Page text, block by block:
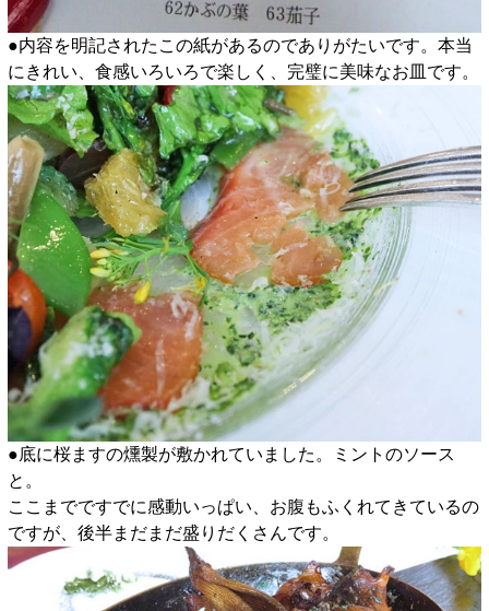
●内容を明記されたこの紙があるのでありがたいです。本当
にきれい、食感いろいろで楽しく、完璧に美味なお皿です。
●底に桜ますの燻製が敷かれていました。ミントのソース
と。
ここまでですでに感動いっぱい、お腹もふくれてきているの
ですが、後半まだまだ盛りだくさんです。